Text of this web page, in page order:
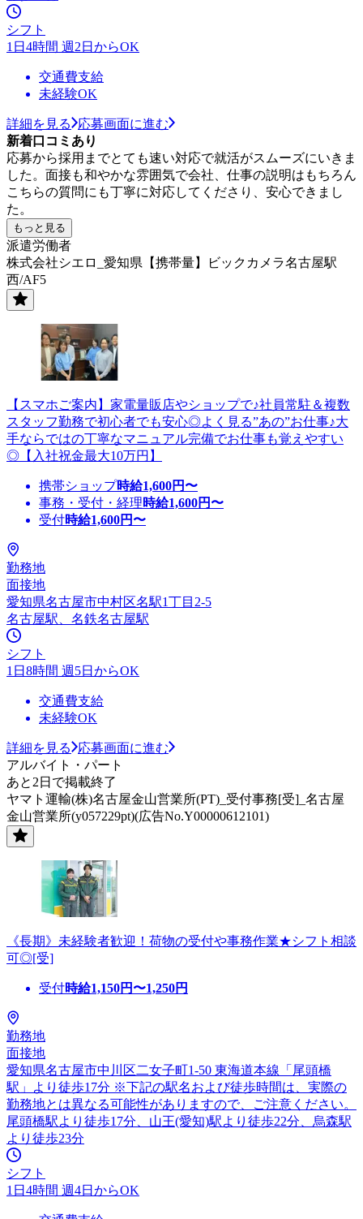
シフト
1日4時間 週2日からOK
交通費支給
未経験OK
詳細を見る
応募画面に進む
新着口コミあり
応募から採用までとても速い対応で就活がスムーズにいきま
した。面接も和やかな雰囲気で会社、仕事の説明はもちろん
こちらの質問にも丁寧に対応してくださり、安心できまし
た。
もっと見る
派遣労働者
株式会社シエロ_愛知県【携帯量】ビックカメラ名古屋駅
西/AF5
【スマホご案内】家電量販店やショップで♪社員常駐＆複数
スタッフ勤務で初心者でも安心◎よく見る”あの”お仕事♪大
手ならではの丁寧なマニュアル完備でお仕事も覚えやすい
◎【入社祝金最大10万円】
携帯ショップ時給1,600円〜
事務・受付・経理時給1,600円〜
受付時給1,600円〜
勤務地
面接地
愛知県名古屋市中村区名駅1丁目2-5
名古屋駅、名鉄名古屋駅
シフト
1日8時間 週5日からOK
交通費支給
未経験OK
詳細を見る
応募画面に進む
アルバイト・パート
あと2日で掲載終了
ヤマト運輸(株)名古屋金山営業所(PT)_受付事務[受]_名古屋
金山営業所(y057229pt)(広告No.Y00000612101)
《長期》未経験者歓迎！荷物の受付や事務作業★シフト相談
可◎[受]
受付時給1,150円〜1,250円
勤務地
面接地
愛知県名古屋市中川区二女子町1-50 東海道本線「尾頭橋
駅」より徒歩17分 ※下記の駅名および徒歩時間は、実際の
勤務地とは異なる可能性がありますので、ご注意ください。
尾頭橋駅より徒歩17分、山王(愛知)駅より徒歩22分、烏森駅
より徒歩23分
シフト
1日4時間 週4日からOK